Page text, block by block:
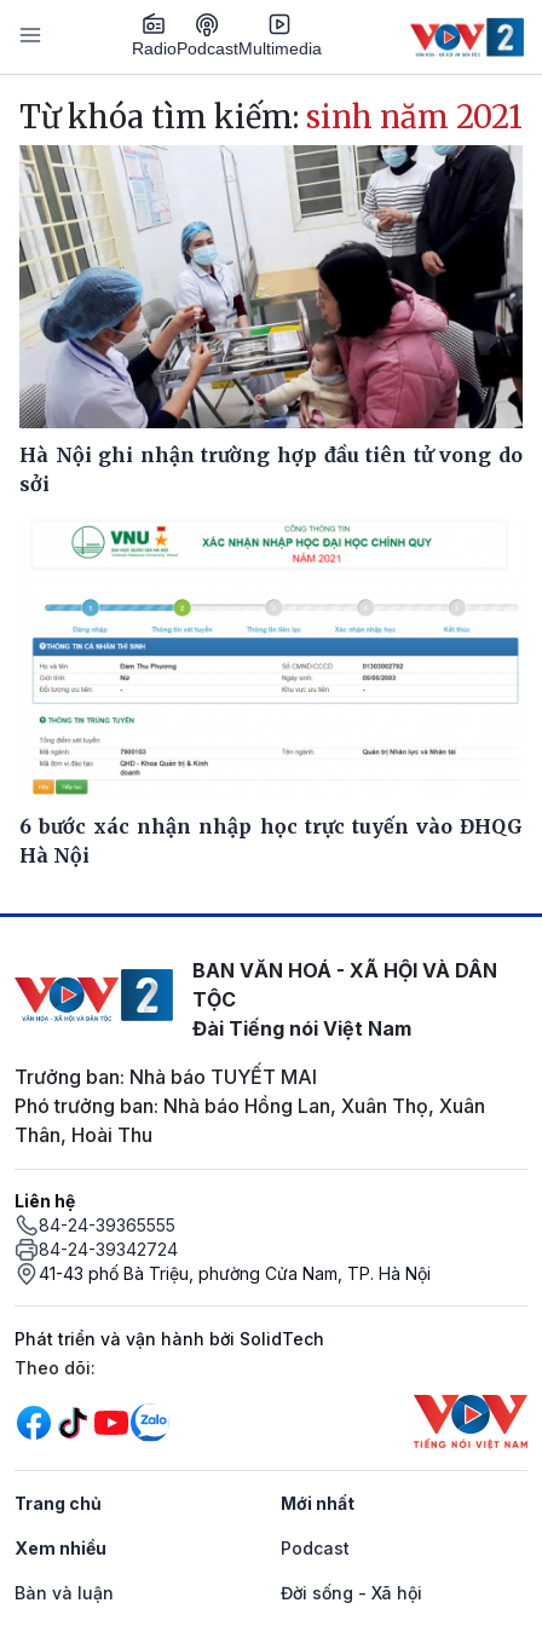
Nhảy đến nội dung
RadioPodcastMultimedia
Main navigation
Từ khóa tìm kiếm: sinh năm 2021
Hà Nội ghi nhận trường hợp đầu tiên tử vong do
sởi
6 bước xác nhận nhập học trực tuyến vào ĐHQG
Hà Nội
BAN VĂN HOÁ - XÃ HỘI VÀ DÂN
TỘC
Đài Tiếng nói Việt Nam
Trưởng ban: Nhà báo TUYẾT MAI
Phó trưởng ban: Nhà báo Hồng Lan, Xuân Thọ, Xuân
Thân, Hoài Thu
Liên hệ
84-24-39365555
84-24-39342724
41-43 phố Bà Triệu, phường Cửa Nam, TP. Hà Nội
Phát triển và vận hành bởi SolidTech
Mạng xã hội
Theo dõi:
Trang chủ Mới nhất
Xem nhiều Podcast
Bàn và luận Đời sống - Xã hội